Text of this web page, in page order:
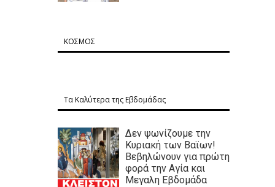
ΚΟΣΜΟΣ
Τα Καλύτερα της Εβδομάδας
Δεν ψωνίζουμε την
Κυριακή των Βαϊων!
Βεβηλώνουν για πρώτη
φορά την Αγία και
Μεγαλη Εβδομάδα